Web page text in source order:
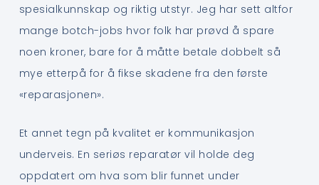
spesialkunnskap og riktig utstyr. Jeg har sett altfor
mange botch-jobs hvor folk har prøvd å spare
noen kroner, bare for å måtte betale dobbelt så
mye etterpå for å fikse skadene fra den første
«reparasjonen».
Et annet tegn på kvalitet er kommunikasjon
underveis. En seriøs reparatør vil holde deg
oppdatert om hva som blir funnet under